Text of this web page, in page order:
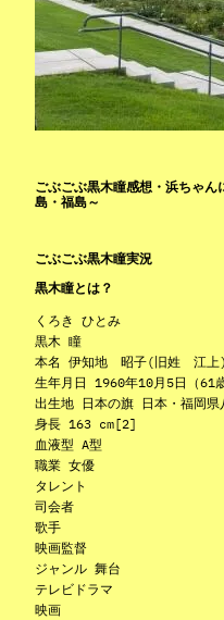
ごぶごぶ黒木瞳感想・浜ちゃ
島・福島～
ごぶごぶ黒木瞳実況
黒木瞳とは？
くろき ひとみ
黒木 瞳
本名 伊知地 昭子(旧姓 江上)
生年月日 1960年10月5日（61歳
出生地 日本の旗 日本・福岡
身長 163 cm[2]
血液型 A型
職業 女優
タレント
司会者
歌手
映画監督
ジャンル 舞台
テレビドラマ
映画